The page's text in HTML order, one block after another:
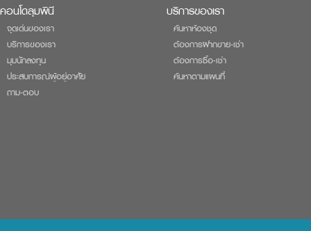
คอนโดลุมพินี
จุดเด่นของเรา
บริการของเรา
มุมนักลงทุน
ประสบการณ์ผู้อยู่อาศัย
ถาม-ตอบ
บริการของเรา
ค้นหาห้องชุด
ต้องการฝากขาย-เช่า
ต้องการซื้อ-เช่า
ค้นหาตามแผนที่